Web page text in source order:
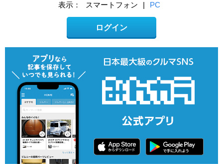
表示： スマートフォン | PC
ログイン